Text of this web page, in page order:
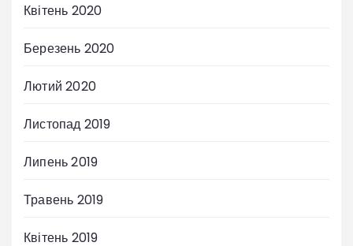
Квітень 2020
Березень 2020
Лютий 2020
Листопад 2019
Липень 2019
Травень 2019
Квітень 2019